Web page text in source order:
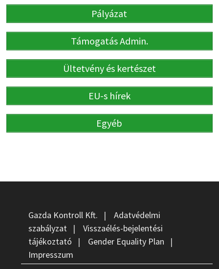
Pályázat
Támogatás Admin.
Ültetvény és kertészet
EU-s hírek
Egyéb
Gazda Kontroll Kft. | Adatvédelmi
szabályzat| Visszaélés-bejelentési
tájékoztató | Gender Equality Plan |
Impresszum